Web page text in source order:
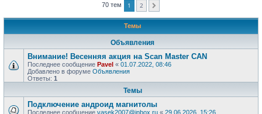
70 тем 1 2
Темы
Объявления
Внимание! Весенняя акция на Scan Master CAN
Последнее сообщение Pavel « 01.07.2022, 08:46
Добавлено в форуме Объявления
Ответы: 1
Темы
Подключение андроид магнитолы
Последнее сообщение vasek2007@inbox.ru « 29.06.2026, 15:26